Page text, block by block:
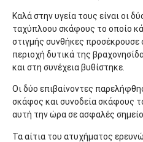
Καλά στην υγεία τους είναι οι
ταχύπλοου σκάφους το οποίο
στιγμής συνθήκες προσέκρουσε
περιοχή δυτικά της
και στη συνέχεια βυθίστηκε.
Οι δύο επιβαίνοντες
σκάφος και συνοδεία σκάφους
αυτή την ώρα σε ασφαλές σημείο
Τα αίτια του ατυχήματος